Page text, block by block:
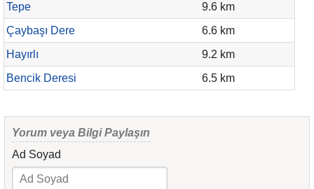
Tepe
9.6 km
Çaybaşı Dere
6.6 km
Hayırlı
9.2 km
Bencik Deresi
6.5 km
Yorum veya Bilgi Paylaşın
Ad Soyad